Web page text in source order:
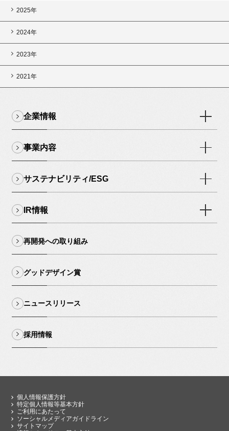
2025年
2024年
2023年
2021年
企業情報
事業内容
サステナビリティ/ESG
IR情報
再開発への取り組み
グッドデザイン賞
ニュースリリース
採用情報
個人情報保護方針
特定個人情報等基本方針
ご利用にあたって
ソーシャルメディアガイドライン
サイトマップ